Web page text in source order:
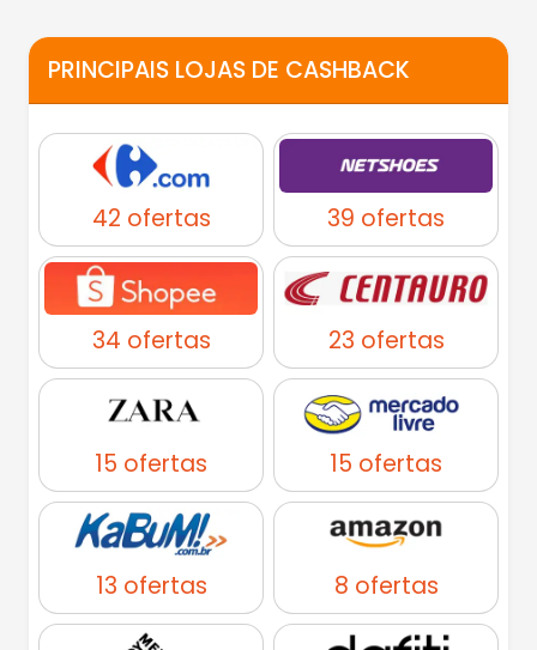
PRINCIPAIS LOJAS DE CASHBACK
42 ofertas 39 ofertas
34 ofertas 23 ofertas
15 ofertas 15 ofertas
13 ofertas 8 ofertas